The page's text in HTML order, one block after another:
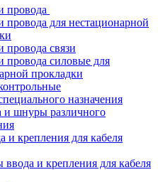
провода
провода для нестационарной
провода связи
провода силовые для
прокладки
назначения
и шнуры различного
и крепления для кабеля
и крепления для кабеля